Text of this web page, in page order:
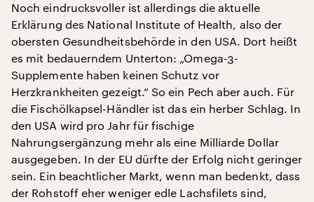
Noch eindrucksvoller ist allerdings die aktuelle
Erklärung des National Institute of Health, also der
obersten Gesundheitsbehörde in den USA. Dort heißt
es mit bedauerndem Unterton: „Omega-3-
Supplemente haben keinen Schutz vor
Herzkrankheiten gezeigt.“ So ein Pech aber auch. Für
die Fischölkapsel-Händler ist das ein herber Schlag. In
den USA wird pro Jahr für fischige
Nahrungsergänzung mehr als eine Milliarde Dollar
ausgegeben. In der EU dürfte der Erfolg nicht geringer
sein. Ein beachtlicher Markt, wenn man bedenkt, dass
der Rohstoff eher weniger edle Lachsfilets sind,